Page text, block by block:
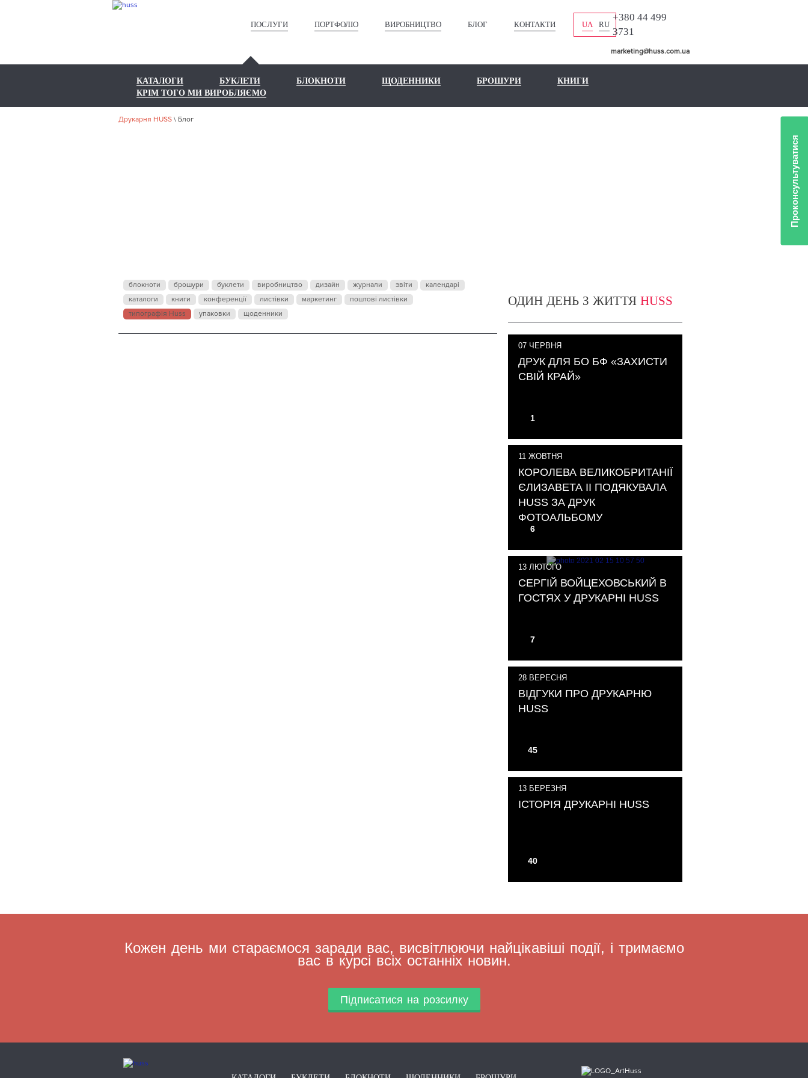
ПОСЛУГИ ПОРТФОЛІО ВИРОБНИЦТВО БЛОГ КОНТАКТИ UA RU
+380 44 499
3731
marketing@huss.com.ua
КАТАЛОГИ БУКЛЕТИ БЛОКНОТИ ЩОДЕННИКИ БРОШУРИ
КНИГИ
КРІМ ТОГО МИ ВИРОБЛЯЄМО
Друкарня HUSS \ Блог
блокноти брошури буклети виробництво дизайн журнали звіти
календарі
каталоги
книги конференції листівки маркетинг
поштові листівки
типографія Huss
упаковки щоденники
ОДИН ДЕНЬ З ЖИТТЯHUSS
1
07 ЧЕРВНЯ
ДРУК ДЛЯ БО БФ «ЗАХИСТИ
СВІЙ КРАЙ»
6
11 ЖОВТНЯ
КОРОЛЕВА ВЕЛИКОБРИТАНІЇ
ЄЛИЗАВЕТА ІІ ПОДЯКУВАЛА
HUSS ЗА ДРУК
ФОТОАЛЬБОМУ
7
13 ЛЮТОГО
СЕРГІЙ ВОЙЦЕХОВСЬКИЙ В
ГОСТЯХ У ДРУКАРНІ HUSS
45
28 ВЕРЕСНЯ
ВІДГУКИ ПРО ДРУКАРНЮ
HUSS
40
13 БЕРЕЗНЯ
ІСТОРІЯ ДРУКАРНІ HUSS
Кожен день ми стараємося заради вас, висвітлюючи найцікавіші події, і тримаємо
вас в курсі всіх останніх новин.
Підписатися на розсилку
Проконсультуватися